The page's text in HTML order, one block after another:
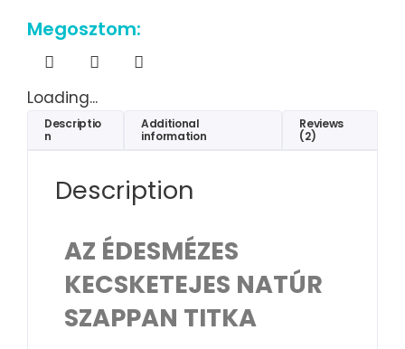
Megosztom:
Loading...
Descriptio
n
Additional
information
Reviews
(2)
Description
AZ ÉDESMÉZES
KECSKETEJES NATÚR
SZAPPAN TITKA